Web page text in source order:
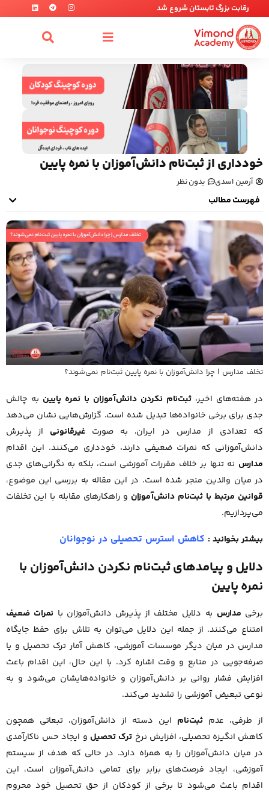
رقابت بزرگ تابستان شروع شد
خودداری از ثبت‌نام دانش‌آموزان با نمره پایین
آرمین اسدی بدون نظر
فهرست مطالب
تخلف مدارس | چرا دانش‌آموزان با نمره پایین ثبت‌نام نمی‌شوند؟
در هفته‌های اخیر، ثبت‌نام نکردن دانش‌آموزان با نمره پایین به چالش
جدی برای برخی خانواده‌ها تبدیل شده است. گزارش‌هایی نشان می‌دهد
که تعدادی از مدارس در ایران، به صورت غیرقانونی از پذیرش
دانش‌آموزانی که نمرات ضعیفی دارند، خودداری می‌کنند. این اقدام
مدارس نه تنها بر خلاف مقررات آموزشی است، بلکه به نگرانی‌های جدی
در میان والدین منجر شده است. در این مقاله به بررسی این موضوع،
قوانین مرتبط با ثبت‌نام دانش‌آموزان و راهکارهای مقابله با این تخلفات
می‌پردازیم.
بیشتر بخوانید : کاهش استرس تحصیلی در نوجوانان
دلایل و پیامدهای ثبت‌نام نکردن دانش‌آموزان با
نمره پایین
برخی مدارس به دلایل مختلف از پذیرش دانش‌آموزان با نمرات ضعیف
امتناع می‌کنند. از جمله این دلایل می‌توان به تلاش برای حفظ جایگاه
مدارس در میان دیگر موسسات آموزشی، کاهش آمار ترک تحصیل و یا
صرفه‌جویی در منابع و وقت اشاره کرد. با این حال، این اقدام باعث
افزایش فشار روانی بر دانش‌آموزان و خانواده‌هایشان می‌شود و به
نوعی تبعیض آموزشی را تشدید می‌کند.
از طرفی، عدمثبت‌نام این دسته از دانش‌آموزان، تبعاتی همچون
کاهش انگیزه تحصیلی، افزایش نرخ ترک تحصیل و ایجاد حس ناکارآمدی
در میان دانش‌آموزان را به همراه دارد. در حالی که هدف از سیستم
آموزشی، ایجاد فرصت‌های برابر برای تمامی دانش‌آموزان است، این
اقدام باعث می‌شود تا برخی از کودکان از حق تحصیل خود محروم